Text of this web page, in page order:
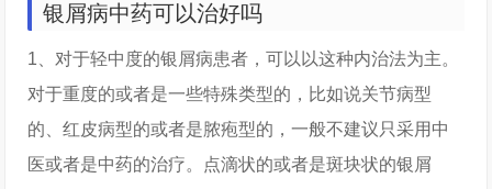
银屑病中药可以治好吗
1、对于轻中度的银屑病患者，可以以这种内治法为主。
对于重度的或者是一些特殊类型的，比如说关节病型
的、红皮病型的或者是脓疱型的，一般不建议只采用中
医或者是中药的治疗。点滴状的或者是斑块状的银屑